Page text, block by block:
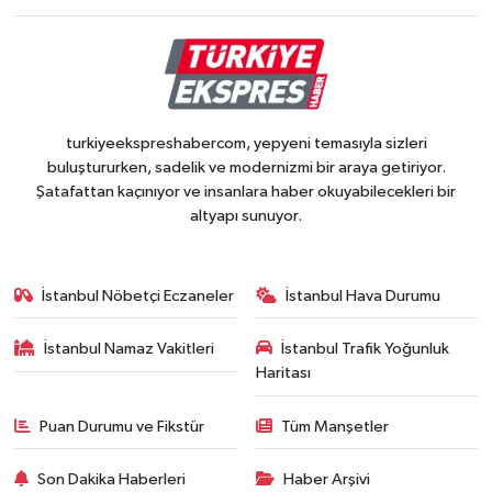
turkiyeekspreshabercom, yepyeni temasıyla sizleri
buluştururken, sadelik ve modernizmi bir araya getiriyor.
Şatafattan kaçınıyor ve insanlara haber okuyabilecekleri bir
altyapı sunuyor.
İstanbul Nöbetçi Eczaneler İstanbul Hava Durumu
İstanbul Namaz Vakitleri
İstanbul Trafik Yoğunluk
Haritası
Puan Durumu ve Fikstür Tüm Manşetler
Son Dakika Haberleri Haber Arşivi